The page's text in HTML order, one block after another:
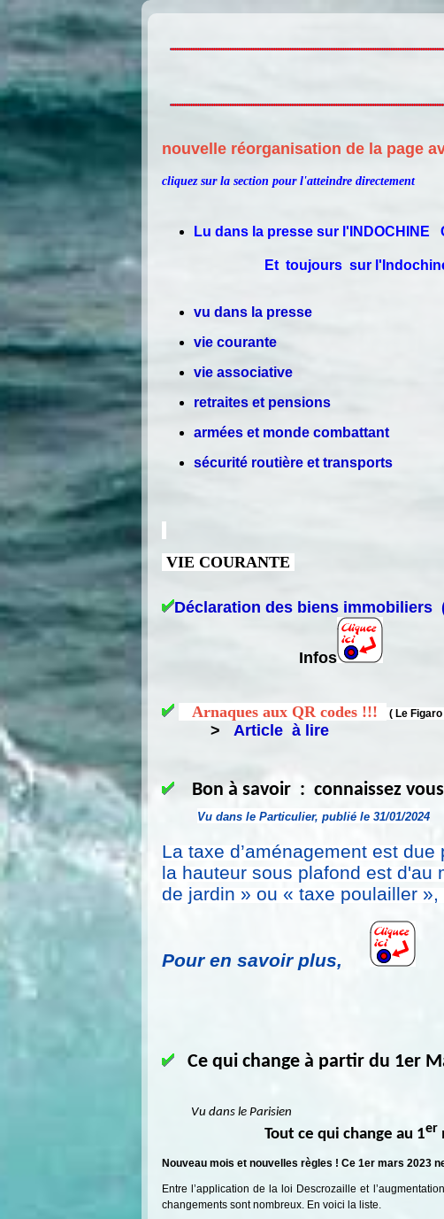
nouvelle réorganisation de la page
cliquez sur la section pour l'atteindre directement
Lu dans la presse sur l'INDOCHINE
Et toujours sur
vu dans la presse
vie courante
vie associative
retraites et pensions
armées et monde combattant
sécurité routière et transports
VIE COURANTE
Déclaration des biens immobiliers
Infos
Arnaques aux QR codes !!! ( Le
> Article à lire
Bon à savoir : connaissez
Vu dans le Particulier, publié le 31/01/2024
La taxe d’aménagement est due
la hauteur sous plafond est d'au
de jardin » ou « taxe poulailler
Pour en savoir plus,
Ce qui change à partir du 1er
Vu dans le Parisien
Tout ce qui change au 1er
Nouveau mois et nouvelles règles ! Ce 1er mars 2023
Entre l’application de la loi Descrozaille et
changements sont nombreux. En voici la liste.